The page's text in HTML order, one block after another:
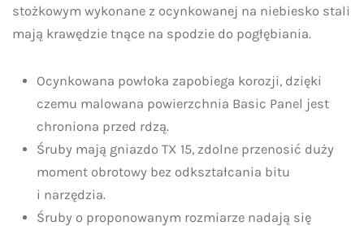
stożkowym wykonane z ocynkowanej na niebiesko stali
mają krawędzie tnące na spodzie do pogłębiania.
Ocynkowana powłoka zapobiega korozji, dzięki
czemu malowana powierzchnia Basic Panel jest
chroniona przed rdzą.
Śruby mają gniazdo TX 15, zdolne przenosić duży
moment obrotowy bez odkształcania bitu
i narzędzia.
Śruby o proponowanym rozmiarze nadają się